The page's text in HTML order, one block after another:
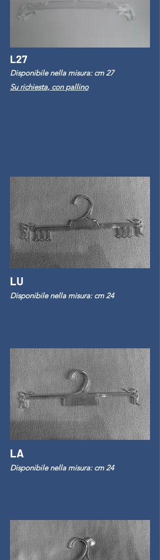
L27
Disponibile nella misura: cm 27
Su richiesta, con pallino
LU
Disponibile nella misura: cm 24
LA
Disponibile nella misura: cm 24